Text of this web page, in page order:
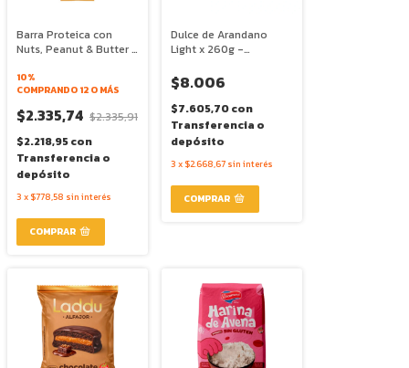
Barra Proteica con
Nuts, Peanut & Butter x
10%
COMPRANDO 12 O MÁS
$2.335,74 $2.335,91
$2.218,95con
Transferencia o
depósito
3 x $778,58 sin interés
Dulce de Arandano
Light x 260g -
$8.006
$7.605,70con
Transferencia o
depósito
3 x $2.668,67 sin interés